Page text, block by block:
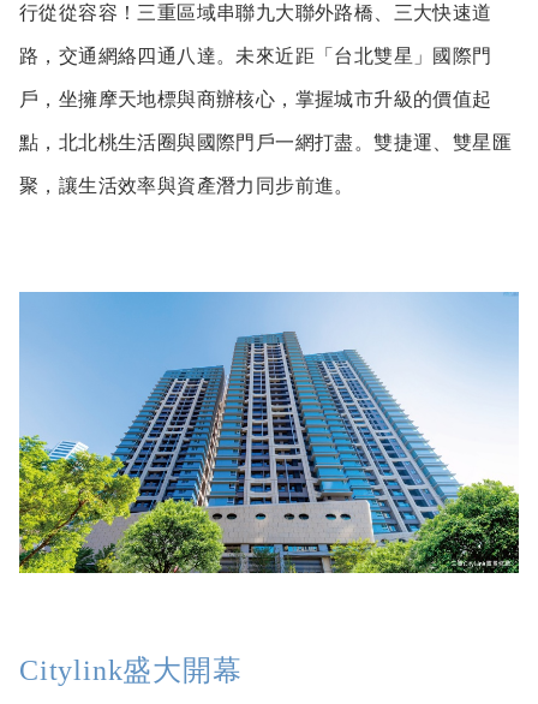
行從從容容！三重區域串聯九大聯外路橋、三大快速道
路，交通網絡四通八達。未來近距「台北雙星」國際門
戶，坐擁摩天地標與商辦核心，掌握城市升級的價值起
點，北北桃生活圈與國際門戶一網打盡。雙捷運、雙星匯
Citylink盛大開幕